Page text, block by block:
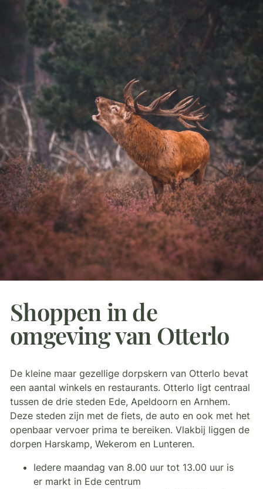
Shoppen in de
omgeving van Otterlo
De kleine maar gezellige dorpskern van Otterlo bevat
een aantal winkels en restaurants. Otterlo ligt centraal
tussen de drie steden Ede, Apeldoorn en Arnhem.
Deze steden zijn met de fiets, de auto en ook met het
openbaar vervoer prima te bereiken. Vlakbij liggen de
dorpen Harskamp, Wekerom en Lunteren.
Iedere maandag van 8.00 uur tot 13.00 uur is
er markt in Ede centrum